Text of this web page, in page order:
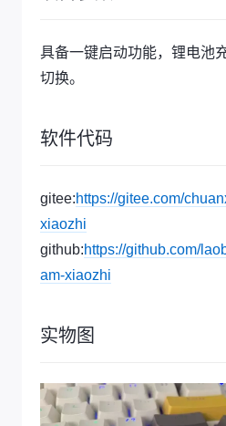
具备一键启动功能，锂电池
切换。
软件代码
gitee:https://gitee.com/
xiaozhi
github:https://github.com/
am-xiaozhi
实物图